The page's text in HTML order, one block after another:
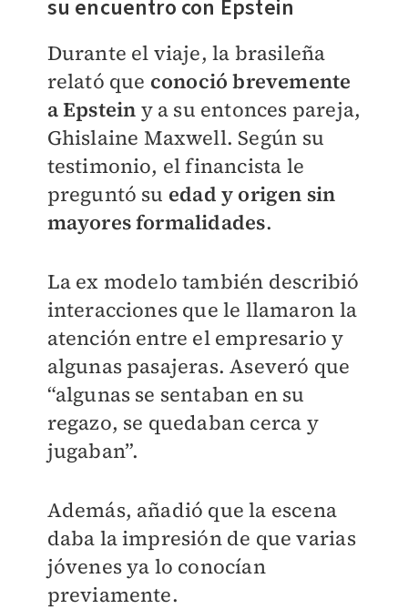
su encuentro con Epstein
Durante el viaje, la brasileña
relató que conoció brevemente
a Epstein y a su entonces pareja,
Ghislaine Maxwell. Según su
testimonio, el financista le
preguntó su edad y origen sin
mayores formalidades.
La ex modelo también describió
interacciones que le llamaron la
atención entre el empresario y
algunas pasajeras. Aseveró que
“algunas se sentaban en su
regazo, se quedaban cerca y
jugaban”.
Además, añadió que la escena
daba la impresión de que varias
jóvenes ya lo conocían
previamente.